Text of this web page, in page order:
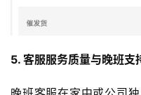
5. 客服服务质量与晚班支